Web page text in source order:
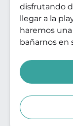
disfrutando
llegar a la
haremos una
bañarnos en